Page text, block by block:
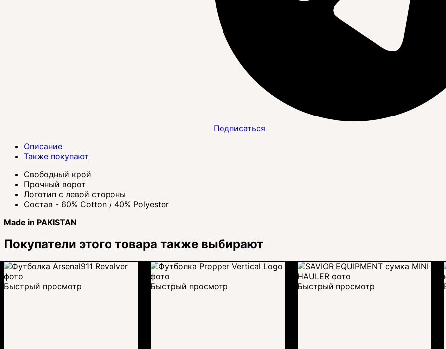
Подписаться
Описание
Также покупают
Свободный крой
Прочный ворот
Логотип с левой стороны
Состав - 60% Cotton / 40% Polyester
Made in PAKISTAN
Покупатели этого товара также выбирают
Быстрый просмотр Быстрый просмотр Быстрый просмотр